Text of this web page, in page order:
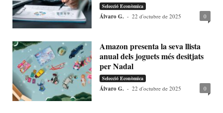
Selecció Econòmica
Álvaro G. - 22 d'octubre de 2025 0
Amazon presenta la seva llista
anual dels joguets més desitjats
per Nadal
Selecció Econòmica
Álvaro G. - 22 d'octubre de 2025 0